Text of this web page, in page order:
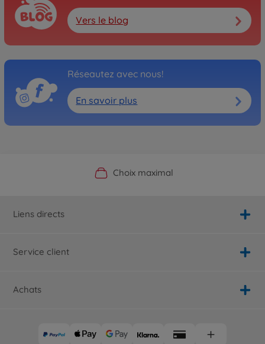
Vers le blog
Réseautez avec nous!
En savoir plus
Boutique officielle du fabricant
Choix maximal
Service personnalisé
Livraison rapide
Liens directs
Service client
Achats